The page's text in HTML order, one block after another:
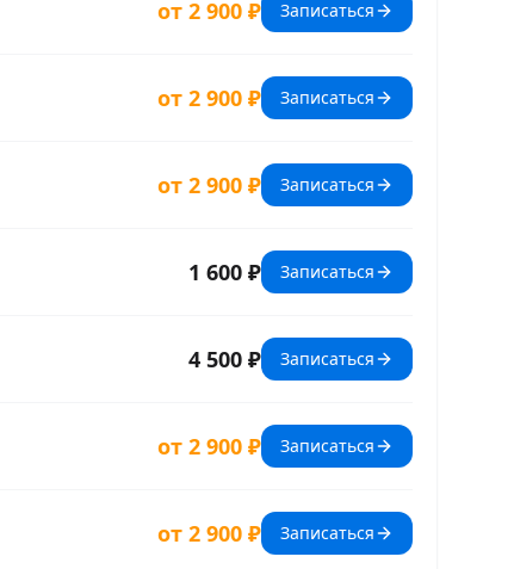
от 2 900 ₽ Записаться
от 2 900 ₽ Записаться
от 2 900 ₽ Записаться
1 600 ₽ Записаться
4 500 ₽ Записаться
от 2 900 ₽ Записаться
от 2 900 ₽ Записаться